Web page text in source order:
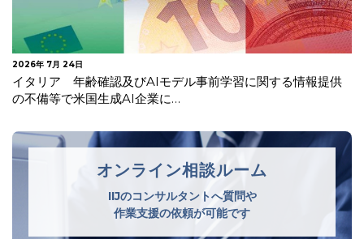
2026年 7月 24日
イタリア 年齢確認及びAIモデル事前学習に関する情報提供
の不備等で米国生成AI企業に…
オンライン相談ルーム
IIJのコンサルタントへ質問や
作業支援の依頼が可能です